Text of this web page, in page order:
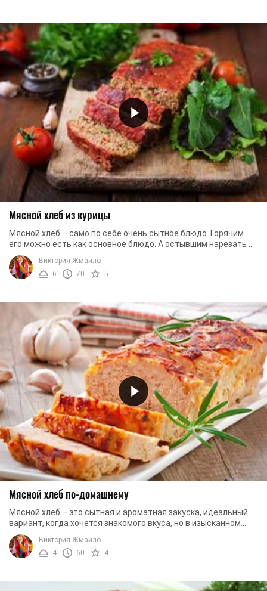
Мясной хлеб из курицы
Мясной хлеб – само по себе очень сытное блюдо. Горячим
его можно есть как основное блюдо. А остывшим нарезать на
бутерброды – прекрасно заменит ...
Виктория Жмайло
6
70 5
Мясной хлеб по-домашнему
Мясной хлеб – это сытная и ароматная закуска, идеальный
вариант, когда хочется знакомого вкуса, но в изысканном
виде. Готовить его можно из любого ...
Виктория Жмайло
4
60 4